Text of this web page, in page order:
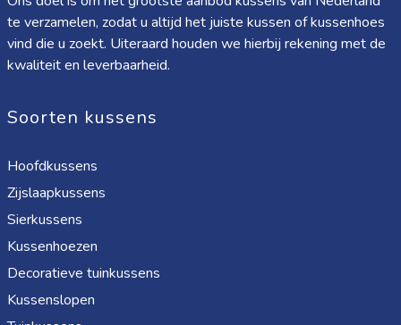
te verzamelen, zodat u altijd het juiste kussen of kussenhoes
vind die u zoekt. Uiteraard houden we hierbij rekening met de
kwaliteit en leverbaarheid.
Soorten kussens
Hoofdkussens
Zijslaapkussens
Sierkussens
Kussenhoezen
Decoratieve tuinkussens
Kussenslopen